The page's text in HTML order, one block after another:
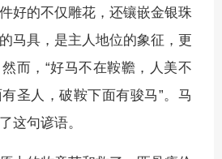
好的不仅雕花，还镶嵌金银珠
马具，是主人地位的象征，更
而，“好马不在鞍韂，人美不
圣人，破鞍下面有骏马”。马
这句谚语。